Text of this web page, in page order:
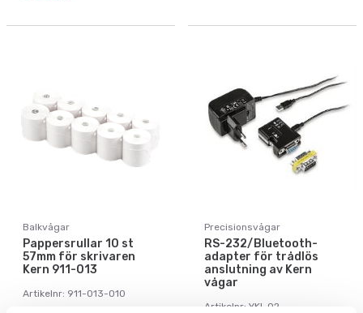
Balkvågar
Pappersrullar 10 st
57mm för skrivaren
Kern 911-013
Artikelnr: 911-013-010
Precisionsvågar
RS-232/Bluetooth-
adapter för trådlös
anslutning av Kern
vågar
Artikelnr: YKI-02